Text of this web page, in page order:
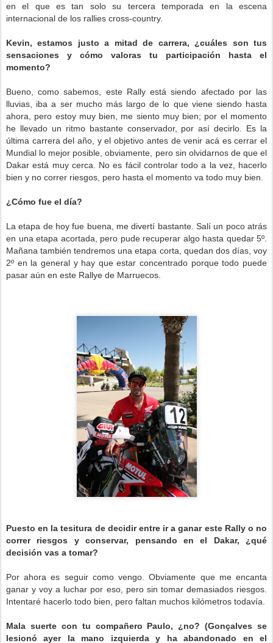
en el que es tan solo su tercera temporada en la escena
internacional de los rallies cross-country.
Kevin, estamos justo a mitad de carrera, ¿cuáles son tus
sensaciones y cómo valoras tu participación hasta el
momento?
Bueno, como sabemos, este Rally está siendo afectado por las
lluvias, iba a ser mucho más largo de lo que viene siendo hasta
ahora, pero estoy muy bien, me siento muy bien; por el momento
he llevado un ritmo bastante conservador, por así decirlo. Es la
última carrera del año, y el objetivo antes de venir acá es cerrar el
Mundial lo mejor posible, obviamente, pero sin olvidarnos de que el
Dakar está muy cerca. No es fácil controlar todo a la vez, hacerlo
bien y no correr riesgos, pero hasta el momento va todo muy bien.
¿Cómo fue el día?
La etapa de hoy fue buena, me divertí bastante. Salí un poco atrás
en una etapa acortada, pero pude recuperar algo hasta quedar 5º.
Mañana también tendremos una etapa corta, quedan dos días, voy
2º en la general y hay que estar concentrado porque todo puede
pasar aún en este Rallye de Marruecos.
Puesto en la tesitura de decidir entre ir a ganar este Rally o no
correr riesgos y conservar, pensando en el Dakar, ¿qué
decisión vas a tomar?
Por ahora es seguir como vengo. Obviamente que me encanta
ganar y voy a luchar por eso, pero sin tomar demasiados riesgos.
Intentaré hacerlo todo bien, pero faltan muchos kilómetros todavía.
Mala suerte con tu compañero Paulo, ¿no? (Gonçalves se
lesionó ayer la mano izquierda y ha abandonado en el